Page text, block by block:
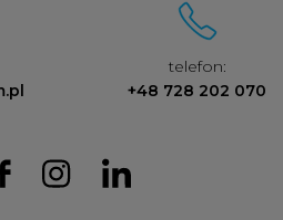
telefon:
+48 728 202 070